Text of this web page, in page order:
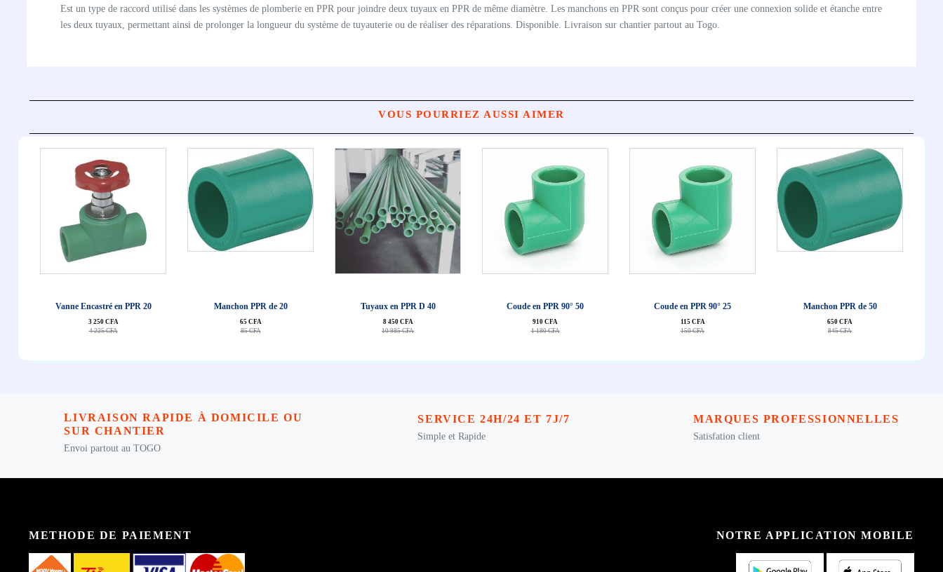
Est un type de raccord utilisé dans les systèmes de plomberie en PPR pour joindre deux tuyaux en PPR de même diamètre. Les manchons en PPR sont conçus pour créer une connexion solide et étanche entre
les deux tuyaux, permettant ainsi de prolonger la longueur du système de tuyauterie ou de réaliser des réparations. Disponible. Livraison sur chantier partout au Togo.
VOUS POURRIEZ AUSSI AIMER
Vanne Encastré en PPR 20
3 250 CFA
4 225 CFA
Manchon PPR de 20
65 CFA
85 CFA
Tuyaux en PPR D 40
8 450 CFA
10 985 CFA
Coude en PPR 90° 50
910 CFA
1 180 CFA
Coude en PPR 90° 25
115 CFA
150 CFA
Manchon PPR de 50
650 CFA
845 CFA
LIVRAISON RAPIDE À DOMICILE OU
SUR CHANTIER
Envoi partout au TOGO
SERVICE 24H/24 ET 7J/7
Simple et Rapide
MARQUES PROFESSIONNELLES
Satisfation client
METHODE DE PAIEMENT NOTRE APPLICATION MOBILE